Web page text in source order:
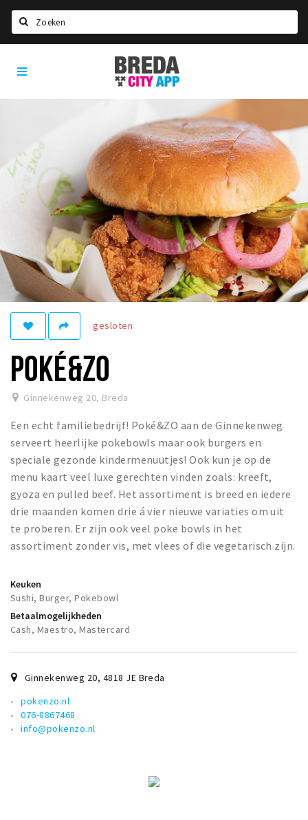
Home
Agenda
Party pics
Nieuws, interviews & blogs
Eten
Drinken
Slapen
Recreatief
Winkels
Winkelgebieden
Parkeren
Bezienswaardigheden
Musea, theaters & podia
Uitjes & activiteiten
Toeristische routes
Natuurgebieden
Baroniepoorten
Sport
Privacy
Inloggen
Breda
City
App
gesloten
POKÉ&ZO
Ginnekenweg 20, Breda
Een echt familiebedrijf! Poké&ZO aan de Ginnekenweg
serveert heerlijke pokebowls maar ook burgers en
speciale gezonde kindermenuutjes! Ook kun je op de
menu kaart veel luxe gerechten vinden zoals: kreeft,
gyoza en pulled beef. Het assortiment is breed en iedere
drie maanden komen drie á vier nieuwe variaties om uit
te proberen. Er zijn ook veel poke bowls in het
assortiment zonder vis, met vlees of die vegetarisch zijn.
Keuken
Sushi, Burger, Pokebowl
Betaalmogelijkheden
Cash, Maestro, Mastercard
Ginnekenweg 20, 4818 JE Breda
pokenzo.nl
076-8867468
info@pokenzo.nl